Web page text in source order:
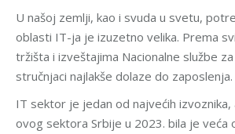
U našoj zemlji, kao i svuda u svetu,
oblasti IT-ja je izuzetno velika. Prema
tržišta i izveštajima Nacionalne službe
stručnjaci najlakše dolaze do zaposlenja.
IT sektor je jedan od najvećih
ovog sektora Srbije u 2023. bila je veća